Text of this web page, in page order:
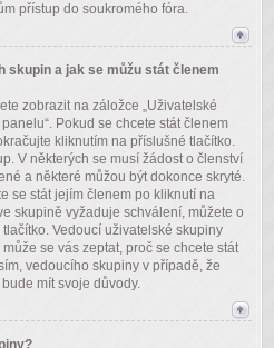
přístup do soukromého fóra.
skupin a jak se můžu stát členem
zobrazit na záložce „Uživatelské
Pokud se chcete stát členem
kliknutím na příslušné tlačítko.
V některých se musí žádost o členství
a některé můžou být dokonce skryté.
se stát jejím členem po kliknutí na
skupině vyžaduje schválení, můžete o
Vedoucí uživatelské skupiny
se vás zeptat, proč se chcete stát
vedoucího skupiny v případě, že
mít svoje důvody.